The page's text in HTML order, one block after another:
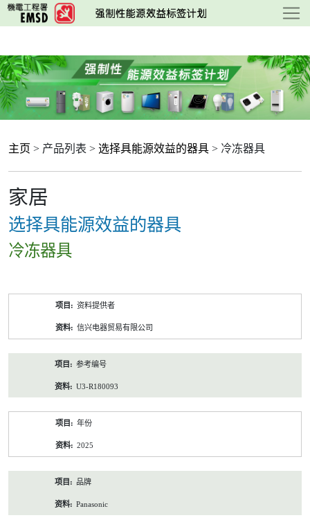
跳
至
要
内
容
主页 > 产品列表 > 选择具能源效益的器具 > 冷冻器具
家居
选择具能源效益的器具
冷冻器具
资料提供者
信兴电器贸易有限公司
参考编号
U3-R180093
年份
2025
品牌
Panasonic